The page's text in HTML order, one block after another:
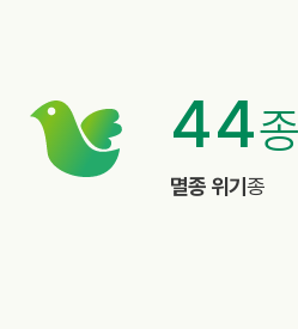
44종
멸종 위기 종